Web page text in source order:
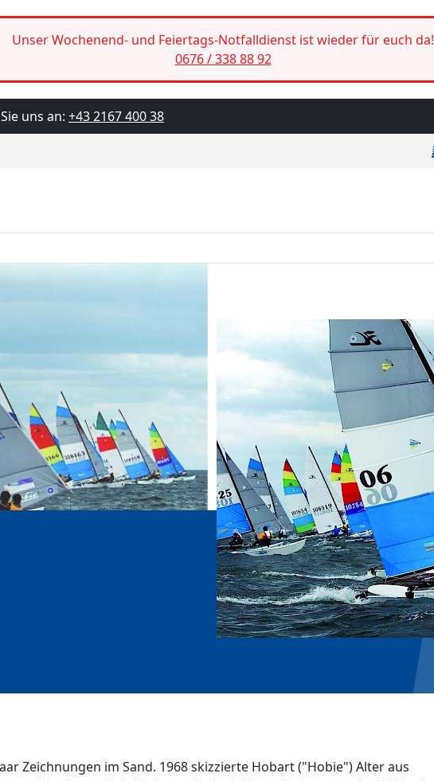
Unser Wochenend- und Feiertags-Notfalldienst ist wieder für euch da!
0676 / 338 88 92
uns an: +43 2167 400 38
Zeichnungen im Sand. 1968 skizzierte Hobart ("Hobie") Alter aus